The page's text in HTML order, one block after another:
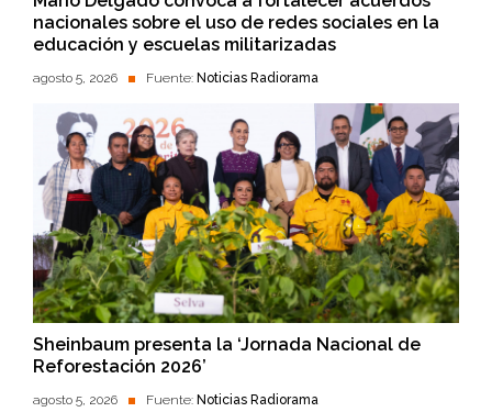
nacionales sobre el uso de redes sociales en la
educación y escuelas militarizadas
agosto 5, 2026 Fuente: Noticias Radiorama
Sheinbaum presenta la ‘Jornada Nacional de
Reforestación 2026’
agosto 5, 2026 Fuente: Noticias Radiorama